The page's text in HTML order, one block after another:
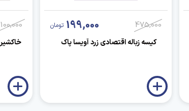
475,000
199,000 تومان
کیسه زباله اقتصادی زرد آویسا پاک
100,000